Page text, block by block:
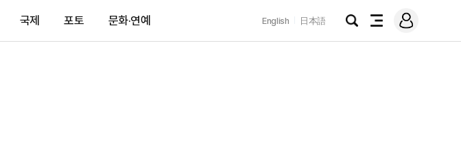
국제 포토 문화·연예 English 日本語
검
전
메
그